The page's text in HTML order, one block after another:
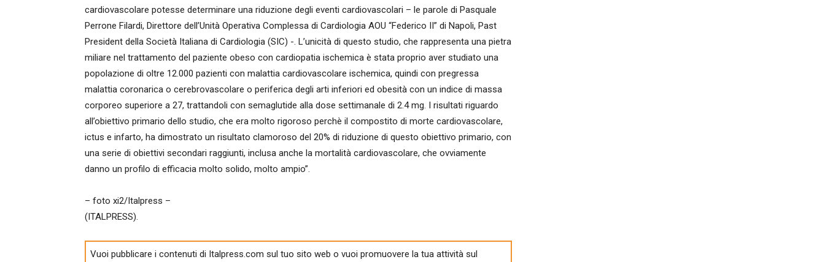
cardiovascolare potesse determinare una riduzione degli eventi cardiovascolari – le parole di Pasquale
Perrone Filardi, Direttore dell’Unità Operativa Complessa di Cardiologia AOU “Federico II” di Napoli, Past
President della Società Italiana di Cardiologia (SIC) -. L’unicità di questo studio, che rappresenta una pietra
miliare nel trattamento del paziente obeso con cardiopatia ischemica è stata proprio aver studiato una
popolazione di oltre 12.000 pazienti con malattia cardiovascolare ischemica, quindi con pregressa
malattia coronarica o cerebrovascolare o periferica degli arti inferiori ed obesità con un indice di massa
corporeo superiore a 27, trattandoli con semaglutide alla dose settimanale di 2.4 mg. I risultati riguardo
all’obiettivo primario dello studio, che era molto rigoroso perchè il compostito di morte cardiovascolare,
ictus e infarto, ha dimostrato un risultato clamoroso del 20% di riduzione di questo obiettivo primario, con
una serie di obiettivi secondari raggiunti, inclusa anche la mortalità cardiovascolare, che ovviamente
danno un profilo di efficacia molto solido, molto ampio”.
– foto xi2/Italpress –
(ITALPRESS).
Vuoi pubblicare i contenuti di Italpress.com sul tuo sito web o vuoi promuovere la tua attività sul